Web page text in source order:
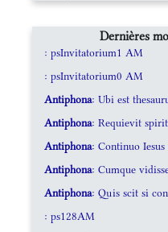
Dernières
: psInvitatorium1 AM
: psInvitatorium0 AM
Antiphona: Ubi est
Antiphona: Requievit
Antiphona: Continuo Iesus
Antiphona: Cumque
Antiphona: Quis scit si
: ps128AM